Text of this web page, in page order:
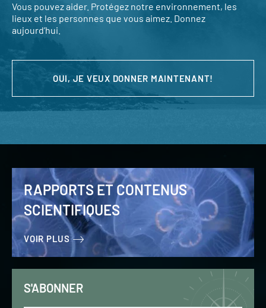
Vous pouvez aider. Protégez notre environnement, les
lieux et les personnes que vous aimez. Donnez
aujourd’hui.
OUI, JE VEUX DONNER MAINTENANT!
RAPPORTS ET CONTENUS
SCIENTIFIQUES
VOIR PLUS
S'ABONNER